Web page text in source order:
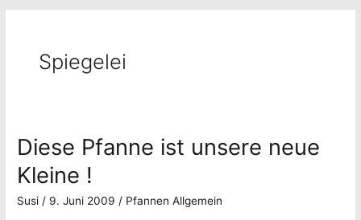
Spiegelei
Diese Pfanne ist unsere neue
Kleine !
Susi / 9. Juni 2009 / Pfannen Allgemein